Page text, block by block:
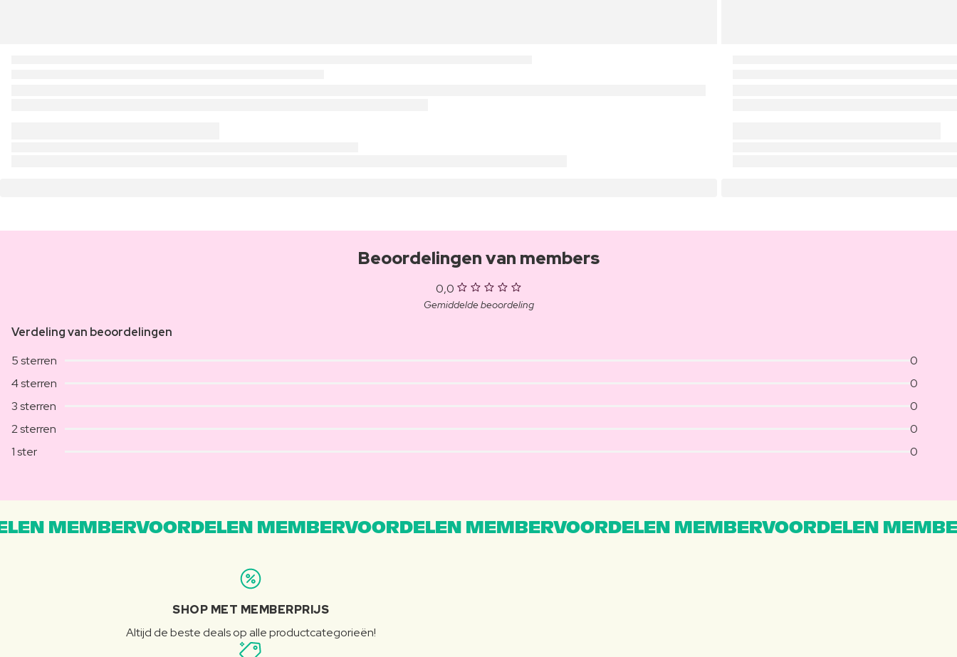
Beoordelingen van members
0,0
Gemiddelde beoordeling
Verdeling van beoordelingen
5 sterren
0
4 sterren
0
3 sterren
0
2 sterren
0
1 ster
0
MEMBERVOORDELEN MEMBERVOORDELEN MEMBERVOORDELEN MEMBERVOORDELEN
SHOP MET MEMBERPRIJS
Altijd de beste deals op alle productcategorieën!